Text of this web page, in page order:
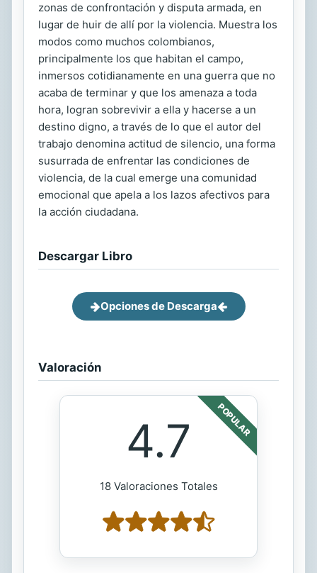
zonas de confrontación y disputa armada, en
lugar de huir de allí por la violencia. Muestra los
modos como muchos colombianos,
principalmente los que habitan el campo,
inmersos cotidianamente en una guerra que no
acaba de terminar y que los amenaza a toda
hora, logran sobrevivir a ella y hacerse a un
destino digno, a través de lo que el autor del
trabajo denomina actitud de silencio, una forma
susurrada de enfrentar las condiciones de
violencia, de la cual emerge una comunidad
emocional que apela a los lazos afectivos para
la acción ciudadana.
Descargar Libro
Opciones de Descarga
Valoración
POPULAR
4.7
18 Valoraciones Totales